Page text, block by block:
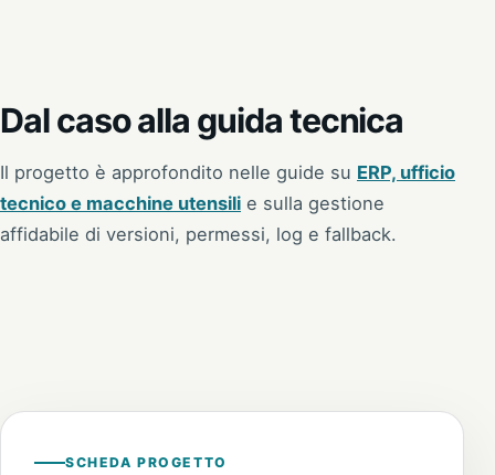
Dal caso alla guida tecnica
Il progetto è approfondito nelle guide su ERP, ufficio
tecnico e macchine utensili e sulla gestione
affidabile di versioni, permessi, log e fallback.
SCHEDA PROGETTO